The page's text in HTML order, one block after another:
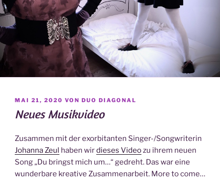
VERÖFFENTLICHT
AM
MAI 21, 2020 VON DUO DIAGONAL
Neues Musikvideo
Zusammen mit der exorbitanten Singer-/Songwriterin
Johanna Zeul haben wirdieses Videozu ihrem neuen
Song „Du bringst mich um…“ gedreht. Das war eine
wunderbare kreative Zusammenarbeit. More to come…